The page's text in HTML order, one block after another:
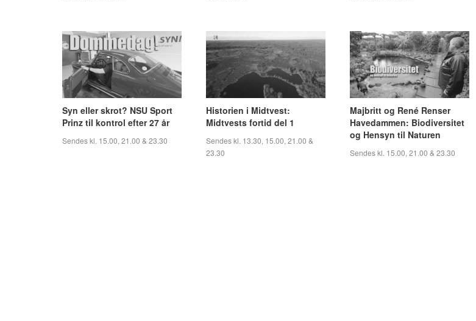
Syn eller skrot? NSU Sport
Prinz til kontrol efter 27 år
Sendes kl. 15.00, 21.00 & 23.30
Historien i Midtvest:
Midtvests fortid del 1
Sendes kl. 13.30, 15.00, 21.00 &
23.30
Majbritt og René Renser
Havedammen: Biodiversitet
og Hensyn til Naturen
Sendes kl. 15.00, 21.00 & 23.30